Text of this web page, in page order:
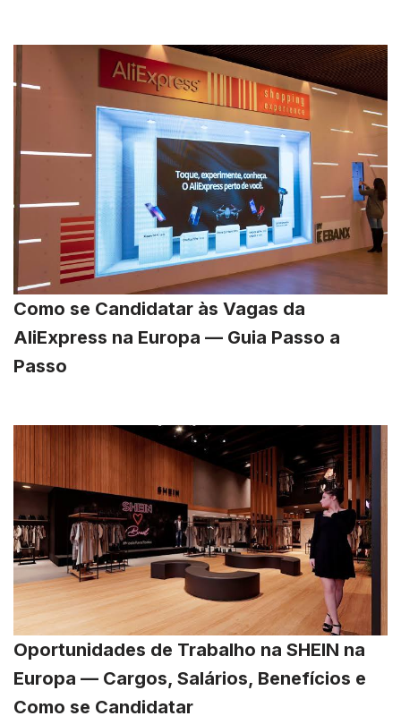
Como se Candidatar às Vagas da
AliExpress na Europa — Guia Passo a
Passo
Oportunidades de Trabalho na SHEIN na
Europa — Cargos, Salários, Benefícios e
Como se Candidatar